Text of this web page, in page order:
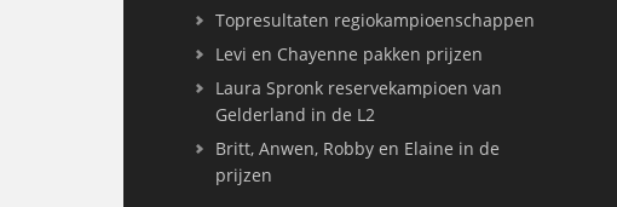
Topresultaten regiokampioenschappen
Levi en Chayenne pakken prijzen
Laura Spronk reservekampioen van
Gelderland in de L2
Britt, Anwen, Robby en Elaine in de
prijzen